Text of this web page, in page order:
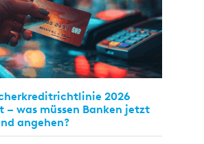
2026
– was müssen Banken jetzt
angehen?